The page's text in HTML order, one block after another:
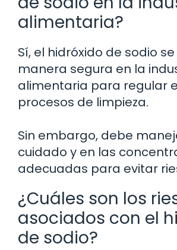
alimentaria?
Sí, el hidróxido de sodio
manera segura en la
alimentaria para regular
procesos de limpieza.
Sin embargo, debe
cuidado y en las
adecuadas para evitar
¿Cuáles son los
asociados con el
de sodio?